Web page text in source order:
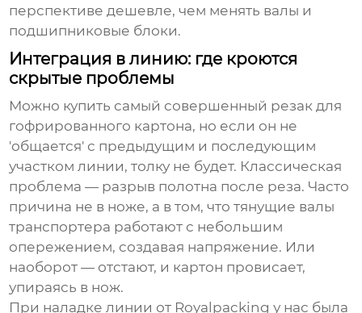
перспективе дешевле, чем менять валы и
подшипниковые блоки.
Интеграция в линию: где кроются
скрытые проблемы
Можно купить самый совершенный резак для
гофрированного картона, но если он не
'общается' с предыдущим и последующим
участком линии, толку не будет. Классическая
проблема — разрыв полотна после реза. Часто
причина не в ноже, а в том, что тянущие валы
транспортера работают с небольшим
опережением, создавая напряжение. Или
наоборот — отстают, и картон провисает,
упираясь в нож.
При наладке линии от Royalpacking у нас была